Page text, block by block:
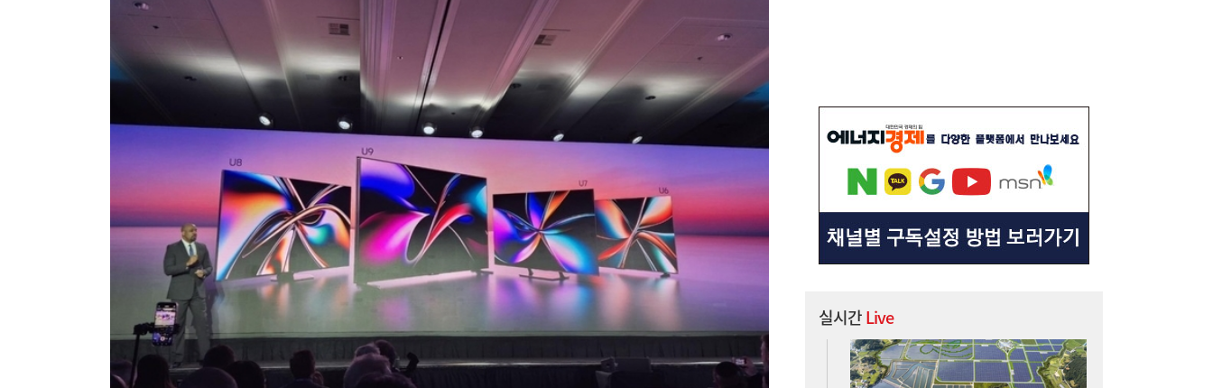
실시간Live
2028년 준공 목표
‘소부장 핵심기업’ 2030년 15개 육성…한화
오션·두산 등 5곳, 7년 R&D 지원